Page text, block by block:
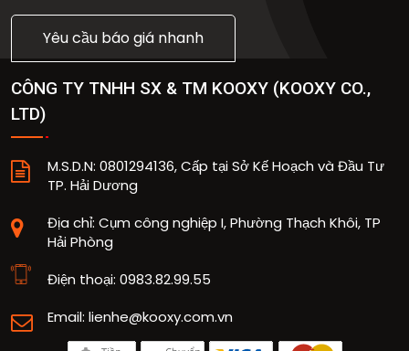
Yêu cầu báo giá nhanh
CÔNG TY TNHH SX & TM KOOXY (KOOXY CO.,
LTD)
M.S.D.N: 0801294136, Cấp tại Sở Kế Hoạch và Đầu Tư
TP. Hải Dương
Địa chỉ: Cụm công nghiệp I, Phường Thạch Khôi, TP
Hải Phòng
Điện thoại: 0983.82.99.55
Email: lienhe@kooxy.com.vn